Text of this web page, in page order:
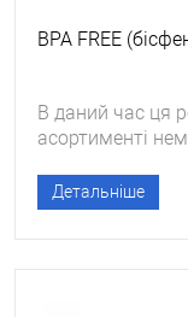
BPA FREE
В даний час ця
асортименті
Детальніше